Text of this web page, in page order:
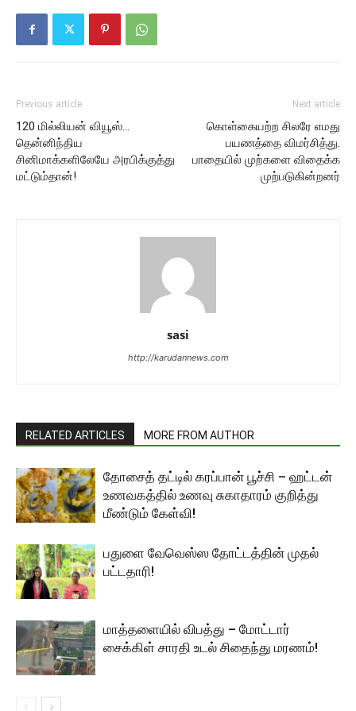
Previous article
120 மில்லியன் வியூஸ்…
தென்னிந்திய
சினிமாக்களிலேயே அரபிக்குத்து
மட்டும்தான்!
Next article
கொள்கையற்ற சிலரே எமது
பயணத்தை விமர்சித்து.
பாதையில் முற்களை விதைக்க
முற்படுகின்றனர்
sasi
http://karudannews.com
RELATED ARTICLES MORE FROM AUTHOR
தோசைத் தட்டில் கரப்பான் பூச்சி – ஹட்டன்
உணவகத்தில் உணவு சுகாதாரம் குறித்து
மீண்டும் கேள்வி!
பதுளை வேவெஸ்ஸ தோட்டத்தின் முதல்
பட்டதாரி!
மாத்தளையில் விபத்து – மோட்டார்
சைக்கிள் சாரதி உடல் சிதைந்து மரணம்!